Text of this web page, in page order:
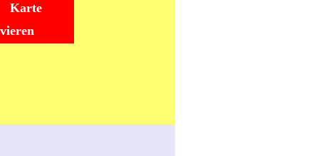
Karte